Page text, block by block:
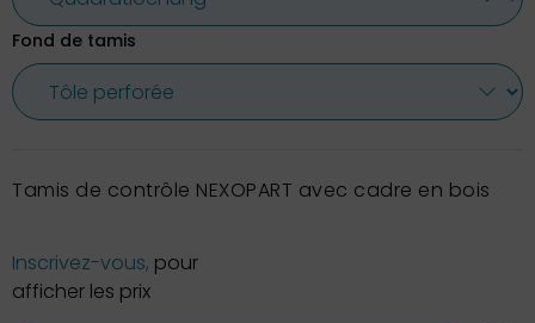
Fond de tamis
Tamis de contrôle NEXOPART avec cadre en bois
Inscrivez-vous, pour
afficher les prix